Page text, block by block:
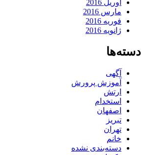
آوریل 2016
مارس 2016
فوریه 2016
ژانویه 2016
دسته‌ها
آگهی
آموزش پرورش
ارتش
استخدام
اصفهان
تبریز
تهران
خانم
دسته‌بندی نشده